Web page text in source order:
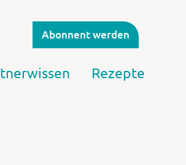
Abonnent werden
Rezepte